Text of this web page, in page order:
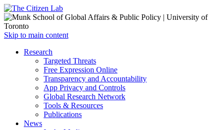
Open
menu
Skip to main content
Close
Research
Targeted Threats
Free Expression Online
Transparency and Accountability
App Privacy and Controls
Global Research Network
Tools & Resources
Publications
News